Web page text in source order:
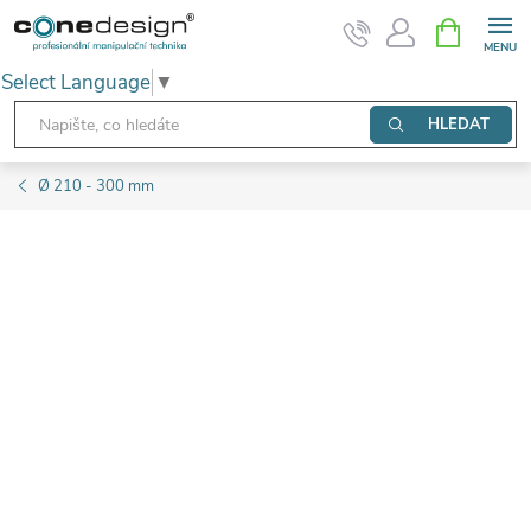
Přejít
obsah
Select Language ▼
HLEDAT
NÁKUPNÍ
KOŠÍK
Ø 210 - 300 mm